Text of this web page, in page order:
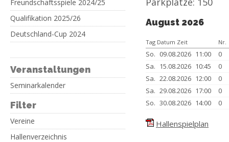
Freundschaftsspiele 2024/25
Qualifikation 2025/26
Deutschland-Cup 2024
Veranstaltungen
Seminarkalender
Filter
Vereine
Hallenverzeichnis
August 2026
Tag Datum Zeit Nr.
So. 09.08.2026 11:00
0
Sa. 15.08.2026 10:45
0
Sa. 22.08.2026 12:00
0
Sa. 29.08.2026 17:00
0
So. 30.08.2026 14:00 0
Hallenspielplan